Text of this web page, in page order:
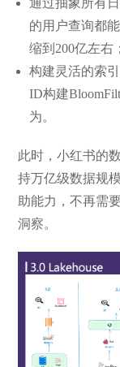
通过抽象所有
的用户查询都
缩到200亿左右；
构建灵活的索
ID构建
为。
此时，小红书的
持万亿级数据规
助能力，不再需
洞察。